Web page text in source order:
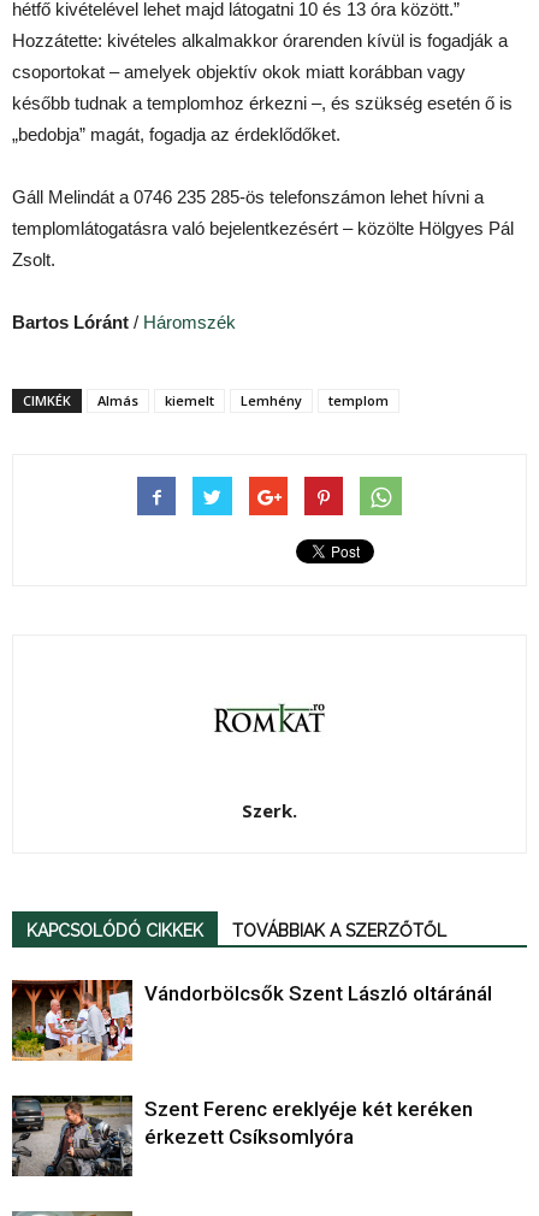
hétfő kivételével lehet majd látogatni 10 és 13 óra között.”
Hozzátette: kivételes alkalmakkor órarenden kívül is fogadják a
csoportokat – amelyek objektív okok miatt korábban vagy
később tudnak a templomhoz érkezni –, és szükség esetén ő is
„bedobja” magát, fogadja az érdeklődőket.
Gáll Melindát a 0746 235 285-ös telefonszámon lehet hívni a
templomlátogatásra való bejelentkezésért – közölte Hölgyes Pál
Zsolt.
Bartos Lóránt / Háromszék
CIMKÉK Almás kiemelt Lemhény templom
Szerk.
KAPCSOLÓDÓ CIKKEK TOVÁBBIAK A SZERZŐTŐL
Vándorbölcsők Szent László oltáránál
Szent Ferenc ereklyéje két keréken
érkezett Csíksomlyóra